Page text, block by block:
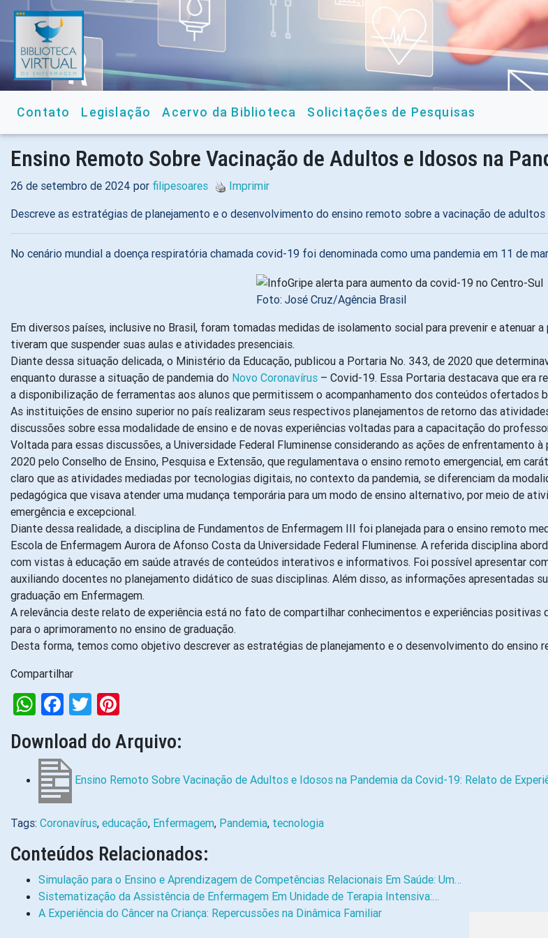
Contato Legislação Acervo da Biblioteca Solicitações de Pesquisas
Ensino Remoto Sobre Vacinação de Adultos e Idosos na
26 de setembro de 2024 por filipesoares
Imprimir
Descreve as estratégias de planejamento e o desenvolvimento do ensino remoto sobre a vacinação de
No cenário mundial a doença respiratória chamada covid-19 foi denominada como uma pandemia em 11 de
Foto: José Cruz/Agência Brasil
Em diversos países, inclusive no Brasil, foram tomadas medidas de isolamento social para prevenir e
tiveram que suspender suas aulas e atividades presenciais.
Diante dessa situação delicada, o Ministério da Educação, publicou a Portaria No. 343, de 2020 que
enquanto durasse a situação de pandemia do Novo Coronavírus – Covid-19. Essa Portaria destacava que era
a disponibilização de ferramentas aos alunos que permitissem o acompanhamento dos conteúdos ofertados
As instituições de ensino superior no país realizaram seus respectivos planejamentos de retorno das
discussões sobre essa modalidade de ensino e de novas experiências voltadas para a capacitação do
Voltada para essas discussões, a Universidade Federal Fluminense considerando as ações de enfrentamento
2020 pelo Conselho de Ensino, Pesquisa e Extensão, que regulamentava o ensino remoto emergencial, em
claro que as atividades mediadas por tecnologias digitais, no contexto da pandemia, se diferenciam da
pedagógica que visava atender uma mudança temporária para um modo de ensino alternativo, por meio de
emergência e excepcional.
Diante dessa realidade, a disciplina de Fundamentos de Enfermagem III foi planejada para o ensino remoto
Escola de Enfermagem Aurora de Afonso Costa da Universidade Federal Fluminense. A referida disciplina
com vistas à educação em saúde através de conteúdos interativos e informativos. Foi possível apresentar
auxiliando docentes no planejamento didático de suas disciplinas. Além disso, as informações apresentadas
graduação em Enfermagem.
A relevância deste relato de experiência está no fato de compartilhar conhecimentos e experiências
para o aprimoramento no ensino de graduação.
Desta forma, temos como objetivo descrever as estratégias de planejamento e o desenvolvimento do ensino
Compartilhar
WhatsApp
Facebook
Twitter
Download do Arquivo:
Ensino Remoto Sobre Vacinação de Adultos e Idosos na Pandemia da Covid-19: Relato de
Tags: Coronavírus, educação, Enfermagem, Pandemia, tecnologia
Conteúdos Relacionados:
Simulação para o Ensino e Aprendizagem de Competências Relacionais Em Saúde: Um…
Sistematização da Assistência de Enfermagem Em Unidade de Terapia Intensiva:…
A Experiência do Câncer na Criança: Repercussões na Dinâmica Familiar